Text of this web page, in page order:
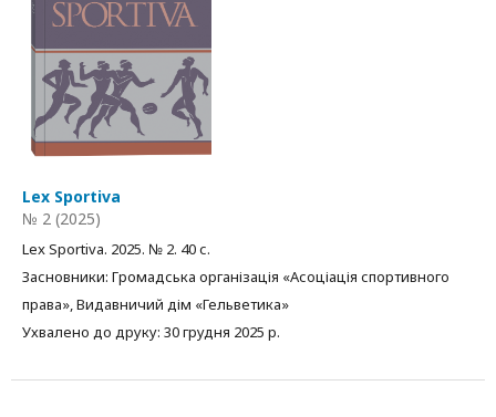
Lex Sportiva
№ 2 (2025)
Lex Sportiva. 2025. № 2. 40 с.
Засновники: Громадська організація «Асоціація спортивного
права», Видавничий дім «Гельветика»
Ухвалено до друку: 30 грудня 2025 р.